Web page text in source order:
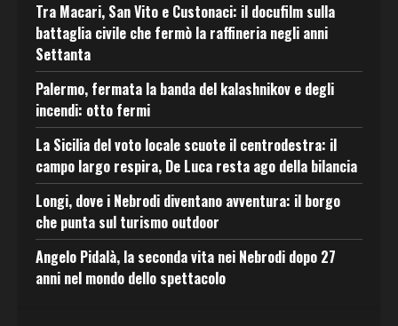
Tra Macari, San Vito e Custonaci: il docufilm sulla
battaglia civile che fermò la raffineria negli anni
Settanta
Palermo, fermata la banda del kalashnikov e degli
incendi: otto fermi
La Sicilia del voto locale scuote il centrodestra: il
campo largo respira, De Luca resta ago della bilancia
Longi, dove i Nebrodi diventano avventura: il borgo
che punta sul turismo outdoor
Angelo Pidalà, la seconda vita nei Nebrodi dopo 27
anni nel mondo dello spettacolo